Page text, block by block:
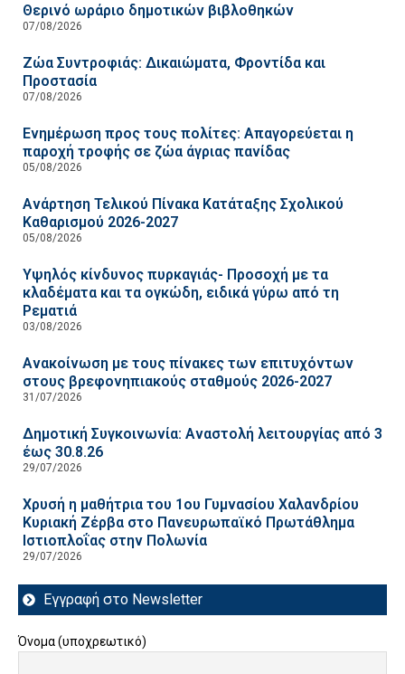
Θερινό ωράριο δημοτικών βιβλοθηκών
07/08/2026
Ζώα Συντροφιάς: Δικαιώματα, Φροντίδα και
Προστασία
07/08/2026
Ενημέρωση προς τους πολίτες: Απαγορεύεται η
παροχή τροφής σε ζώα άγριας πανίδας
05/08/2026
Ανάρτηση Τελικού Πίνακα Κατάταξης Σχολικού
Καθαρισμού 2026-2027
05/08/2026
Υψηλός κίνδυνος πυρκαγιάς- Προσοχή με τα
κλαδέματα και τα ογκώδη, ειδικά γύρω από τη
Ρεματιά
03/08/2026
Ανακοίνωση με τους πίνακες των επιτυχόντων
στους βρεφονηπιακούς σταθμούς 2026-2027
31/07/2026
Δημοτική Συγκοινωνία: Αναστολή λειτουργίας από 3
έως 30.8.26
29/07/2026
Χρυσή η μαθήτρια του 1ου Γυμνασίου Χαλανδρίου
Κυριακή Ζέρβα στο Πανευρωπαϊκό Πρωτάθλημα
Ιστιοπλοΐας στην Πολωνία
29/07/2026
Εγγραφή στο Newsletter
Όνομα (υποχρεωτικό)